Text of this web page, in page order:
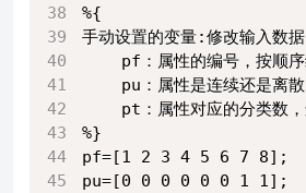
%{
手动设置的变量:修改输入数
pf：属性的编号，按顺
pu：属性是连续还是离
pt：属性对应的分类数
%}
pf=[1 2 3 4 5 6 7 8];
pu=[0 0 0 0 0 0 1 1];